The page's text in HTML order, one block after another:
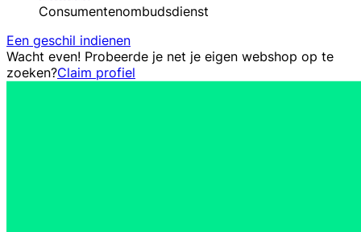
Consumentenombudsdienst
Een geschil indienen
Wacht even! Probeerde je net je eigen webshop op te
zoeken?Claim profiel